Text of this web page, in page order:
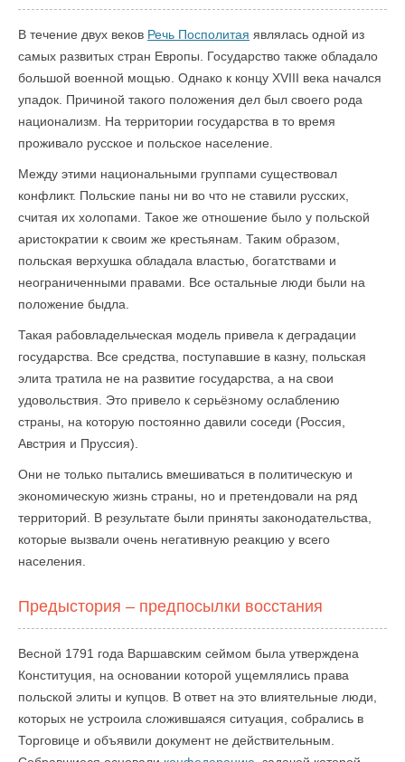
В течение двух веков Речь Посполитая являлась одной из
самых развитых стран Европы. Государство также обладало
большой военной мощью. Однако к концу XVIII века начался
упадок. Причиной такого положения дел был своего рода
национализм. На территории государства в то время
проживало русское и польское население.
Между этими национальными группами существовал
конфликт. Польские паны ни во что не ставили русских,
считая их холопами. Такое же отношение было у польской
аристократии к своим же крестьянам. Таким образом,
польская верхушка обладала властью, богатствами и
неограниченными правами. Все остальные люди были на
положение быдла.
Такая рабовладельческая модель привела к деградации
государства. Все средства, поступавшие в казну, польская
элита тратила не на развитие государства, а на свои
удовольствия. Это привело к серьёзному ослаблению
страны, на которую постоянно давили соседи (Россия,
Австрия и Пруссия).
Они не только пытались вмешиваться в политическую и
экономическую жизнь страны, но и претендовали на ряд
территорий. В результате были приняты законодательства,
которые вызвали очень негативную реакцию у всего
населения.
Предыстория – предпосылки восстания
Весной 1791 года Варшавским сеймом была утверждена
Конституция, на основании которой ущемлялись права
польской элиты и купцов. В ответ на это влиятельные люди,
которых не устроила сложившаяся ситуация, собрались в
Торговице и объявили документ не действительным.